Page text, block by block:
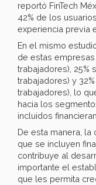
reportó FinTech
42% de los
experiencia previa
En el mismo
de estas
trabajadores), 25%
trabajadores) y
trabajadores), lo
hacia los
incluidos
De esta manera,
que se incluyen
contribuye al
importante el
que les permita